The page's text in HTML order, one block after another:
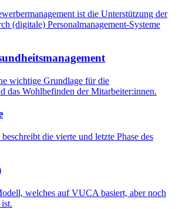
ist die Unterstützung der
(digitale) Personalmanagement-Systeme
wichtige Grundlage für die
das Wohlbefinden der Mitarbeiter:innen.
die vierte und letzte Phase des
welches auf VUCA basiert, aber noch